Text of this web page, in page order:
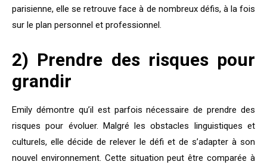
parisienne, elle se retrouve face à de nombreux défis, à la fois
sur le plan personnel et professionnel.
2) Prendre des risques pour
grandir
Emily démontre qu’il est parfois nécessaire de prendre des
risques pour évoluer. Malgré les obstacles linguistiques et
culturels, elle décide de relever le défi et de s’adapter à son
nouvel environnement. Cette situation peut être comparée à